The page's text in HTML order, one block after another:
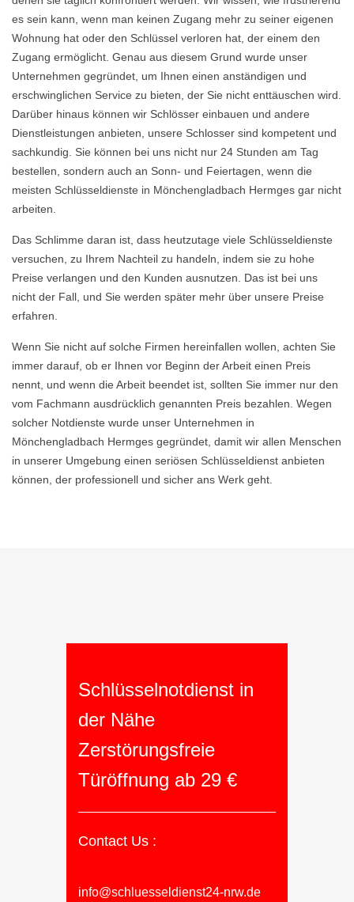
es sein kann, wenn man keinen Zugang mehr zu seiner eigenen
Wohnung hat oder den Schlüssel verloren hat, der einem den
Zugang ermöglicht. Genau aus diesem Grund wurde unser
Unternehmen gegründet, um Ihnen einen anständigen und
erschwinglichen Service zu bieten, der Sie nicht enttäuschen wird.
Darüber hinaus können wir Schlösser einbauen und andere
Dienstleistungen anbieten, unsere Schlosser sind kompetent und
sachkundig. Sie können bei uns nicht nur 24 Stunden am Tag
bestellen, sondern auch an Sonn- und Feiertagen, wenn die
meisten Schlüsseldienste in Mönchengladbach Hermges gar nicht
arbeiten.
Das Schlimme daran ist, dass heutzutage viele Schlüsseldienste
versuchen, zu Ihrem Nachteil zu handeln, indem sie zu hohe
Preise verlangen und den Kunden ausnutzen. Das ist bei uns
nicht der Fall, und Sie werden später mehr über unsere Preise
erfahren.
Wenn Sie nicht auf solche Firmen hereinfallen wollen, achten Sie
immer darauf, ob er Ihnen vor Beginn der Arbeit einen Preis
nennt, und wenn die Arbeit beendet ist, sollten Sie immer nur den
vom Fachmann ausdrücklich genannten Preis bezahlen. Wegen
solcher Notdienste wurde unser Unternehmen in
Mönchengladbach Hermges gegründet, damit wir allen Menschen
in unserer Umgebung einen seriösen Schlüsseldienst anbieten
können, der professionell und sicher ans Werk geht.
Schlüsselnotdienst in
der Nähe
Zerstörungsfreie
Türöffnung ab 29 €
Contact Us :
info@schluesseldienst24-nrw.de